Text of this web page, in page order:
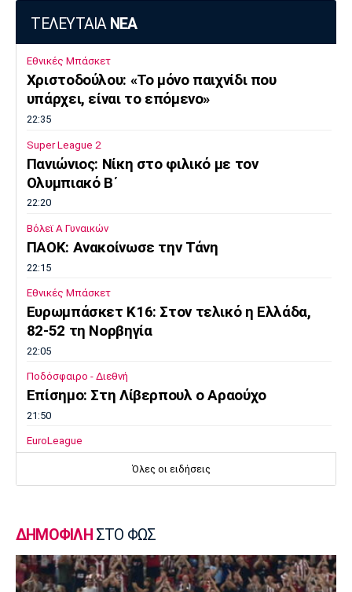
ΤΕΛΕΥΤΑΙΑ ΝΕΑ
Εθνικές Μπάσκετ
Χριστοδούλου: «Το μόνο παιχνίδι που
υπάρχει, είναι το επόμενο»
22:35
Super League 2
Πανιώνιος: Νίκη στο φιλικό με τον
Ολυμπιακό Β΄
22:20
Βόλεϊ Α Γυναικών
ΠΑΟΚ: Ανακοίνωσε την Τάνη
22:15
Εθνικές Μπάσκετ
Ευρωμπάσκετ K16: Στον τελικό η Ελλάδα,
82-52 τη Νορβηγία
22:05
Ποδόσφαιρο - Διεθνή
Επίσημο: Στη Λίβερπουλ ο Αραούχο
21:50
EuroLeague
Ο Μιλς στη Βιλερμπάν
Ολυμπιακός: Οι οδηγίες προς τους
φιλάθλους για το εκτός έδρας ματς με την
Ναϊμέγκεν
21:15
Όλες οι ειδήσεις
ΔΗΜΟΦΙΛΗΣΤΟ ΦΩΣ